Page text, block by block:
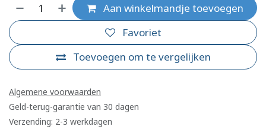
Aan winkelmandje toevoegen
Toevoegen om te vergelijken
Favoriet
Algemene voorwaarden
Geld-terug-garantie van 30 dagen
Verzending: 2-3 werkdagen